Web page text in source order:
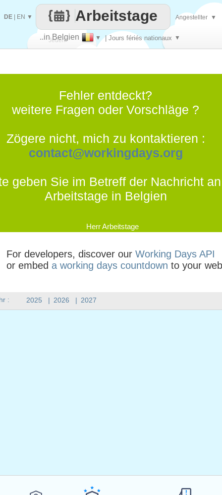
Jeden
Tag
..in Belgien ▼ | Jours fériés nationaux ▼
Arbeitstage
DE EN ▼ Angestellter ▼
: 2025 | 2026 | 2027
Fehler entdeckt?
weitere Fragen oder Vorschläge ?
Zögere nicht, mich zu kontaktieren :
contact@workingdays.org
geben Sie im Betreff der Nachricht
Arbeitstage in Belgien
Herr Arbeitstage
For developers, discover our Working Days API
or embed a working days countdown to your